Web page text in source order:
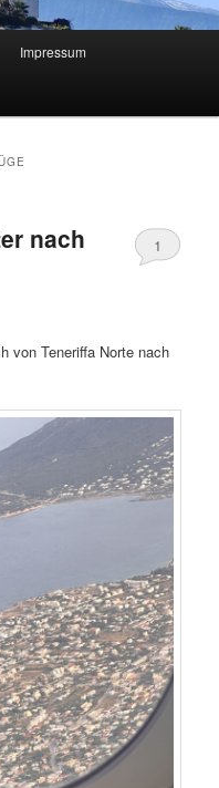
Impressum
nach
1
von Teneriffa Norte nach